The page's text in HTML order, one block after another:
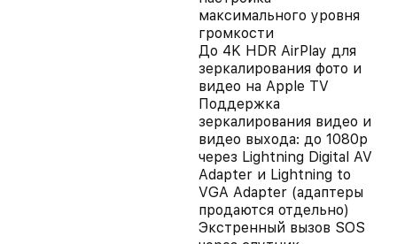
максимального уровня
громкости
До 4K HDR AirPlay для
зеркалирования фото и
видео на Apple TV
Поддержка
зеркалирования видео и
видео выхода: до 1080p
через Lightning Digital AV
Adapter и Lightning to
VGA Adapter (адаптеры
продаются отдельно)
Экстренный вызов SOS